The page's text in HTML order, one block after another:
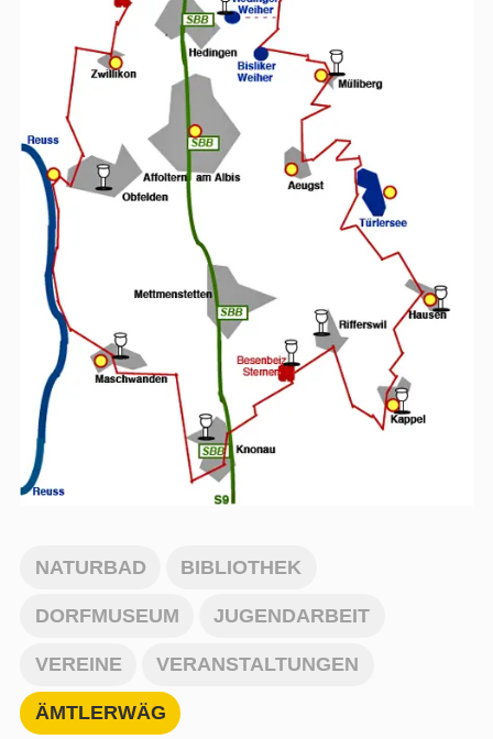
NATURBAD BIBLIOTHEK
DORFMUSEUM JUGENDARBEIT
VEREINE VERANSTALTUNGEN
ÄMTLERWÄG